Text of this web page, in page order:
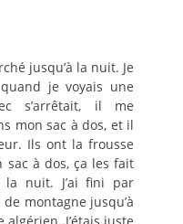
jusqu’à la nuit. Je
je voyais une
s’arrêtait, il me
mon sac à dos, et il
Ils ont la frousse
sac à dos, ça les fait
la nuit. J’ai fini par
montagne jusqu’à